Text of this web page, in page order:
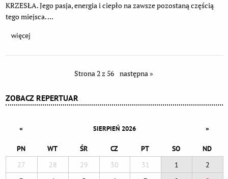
ZOBACZ REPERTUAR
« SIERPIEŃ 2026 »
PN WT ŚR CZ PT SO
ND
27
28 29 30 31 1
2
KRZESŁA. Jego pasja, energia i ciepło na zawsze pozostaną częścią
tego miejsca. ...
więcej
Strona 2 z 56 następna »